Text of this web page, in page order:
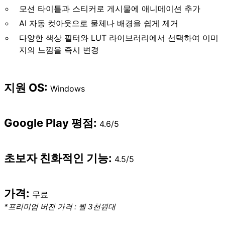
모션 타이틀과 스티커로 게시물에 애니메이션 추가
AI 자동 컷아웃으로 물체나 배경을 쉽게 제거
다양한 색상 필터와 LUT 라이브러리에서 선택하여 이미
지의 느낌을 즉시 변경
지원 OS: Windows
Google Play 평점: 4.6/5
초보자 친화적인 기능: 4.5/5
가격: 무료
*프리미엄 버전 가격 : 월 3천원대